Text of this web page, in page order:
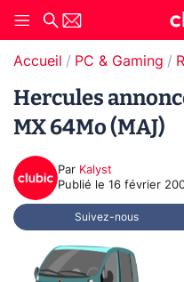
Accueil PC & Gaming
Hercules
MX 64Mo (MAJ)
Par Kalyst
Publié le 16 février
Suivez-nous